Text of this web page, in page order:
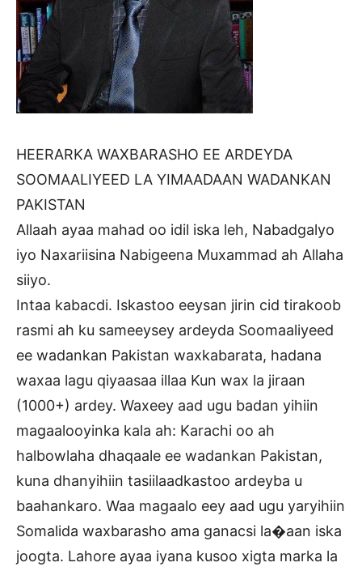
HEERARKA WAXBARASHO EE ARDEYDA
SOOMAALIYEED LA YIMAADAAN WADANKAN
PAKISTAN
Allaah ayaa mahad oo idil iska leh, Nabadgalyo
iyo Naxariisina Nabigeena Muxammad ah Allaha
siiyo.
Intaa kabacdi. Iskastoo eeysan jirin cid tirakoob
rasmi ah ku sameeysey ardeyda Soomaaliyeed
ee wadankan Pakistan waxkabarata, hadana
waxaa lagu qiyaasaa illaa Kun wax la jiraan
(1000+) ardey. Waxeey aad ugu badan yihiin
magaalooyinka kala ah: Karachi oo ah
halbowlaha dhaqaale ee wadankan Pakistan,
kuna dhanyihiin tasiilaadkastoo ardeyba u
baahankaro. Waa magaalo eey aad ugu yaryihiin
Somalida waxbarasho ama ganacsi la�aan iska
joogta. Lahore ayaa iyana kusoo xigta marka la